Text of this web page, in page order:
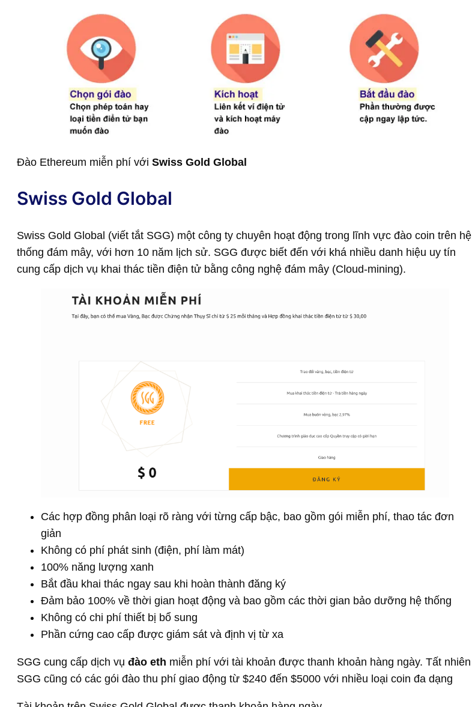
Đào Ethereum miễn phí với Swiss Gold Global
Swiss Gold Global
Swiss Gold Global (viết tắt SGG) một công ty chuyên hoạt động trong lĩnh vực đào coin trên hệ
thống đám mây, với hơn 10 năm lịch sử. SGG được biết đến với khá nhiều danh hiệu uy tín
cung cấp dịch vụ khai thác tiền điện tử bằng công nghệ đám mây (Cloud-mining).
Các hợp đồng phân loại rõ ràng với từng cấp bậc, bao gồm gói miễn phí, thao tác đơn
giản
Không có phí phát sinh (điện, phí làm mát)
100% năng lượng xanh
Bắt đầu khai thác ngay sau khi hoàn thành đăng ký
Đảm bảo 100% về thời gian hoạt động và bao gồm các thời gian bảo dưỡng hệ thống
Không có chi phí thiết bị bổ sung
Phần cứng cao cấp được giám sát và định vị từ xa
SGG cung cấp dịch vụ đào eth miễn phí với tài khoản được thanh khoản hàng ngày. Tất nhiên
SGG cũng có các gói đào thu phí giao động từ $240 đến $5000 với nhiều loại coin đa dạng